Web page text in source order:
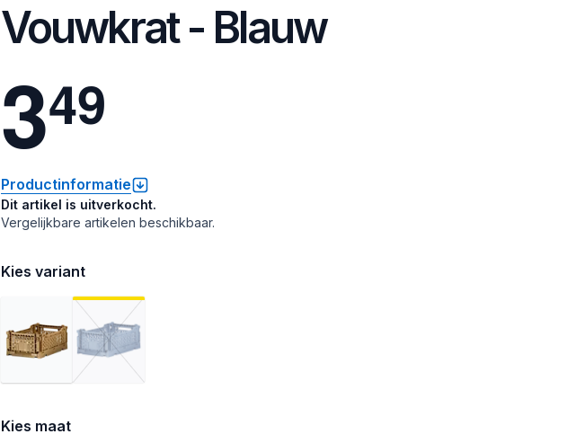
Vouwkrat - Blauw
349
Productinformatie
Dit artikel is uitverkocht.
Vergelijkbare artikelen beschikbaar.
Kies variant
Kies maat